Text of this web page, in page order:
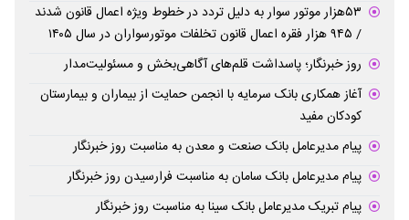
۵۳هزار موتور سوار به دلیل تردد در خطوط ویژه اعمال قانون شدند
/ ۹۴۵ هزار فقره اعمال قانون تخلفات موتورسواران در سال ۱۴۰۵
روز خبرنگار؛ پاسداشت قلم‌های آگاهی‌بخش و مسئولیت‌مدار
آغاز همکاری بانک سرمایه با انجمن حمایت از بیماران و بیمارستان
کودکان مفید
پیام مدیرعامل بانک صنعت و معدن به مناسبت روز خبرنگار
پیام مدیرعامل بانک سامان به مناسبت فرارسیدن روز خبرنگار
پیام تبریک مدیرعامل بانک سینا به مناسبت روز خبرنگار